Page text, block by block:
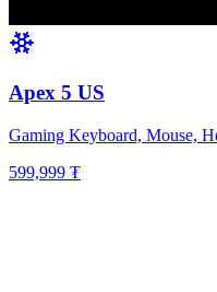
Apex 5 US
Gaming Keyboard, Mouse,
599,999 ₮